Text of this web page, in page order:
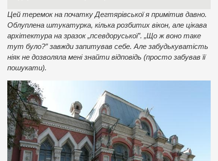
Цей теремок на початку Дегтярівської я примітив давно.
Облуплена штукатурка, кілька розбитих вікон, але цікава
архітектура на зразок „псевдоруської”. „Що ж воно таке
тут було?” завжди запитував себе. Але забудькуватість
ніяк не дозволяла мені знайти відповідь (просто забував її
пошукати).